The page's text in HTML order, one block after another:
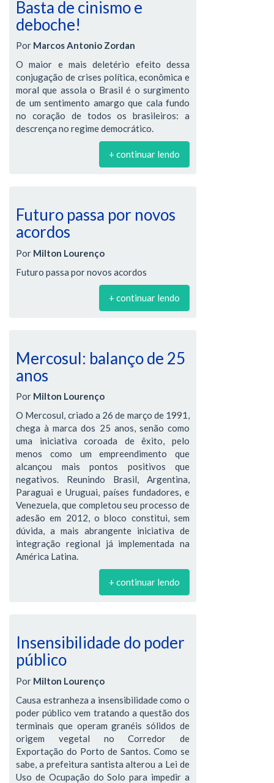
Basta de cinismo e
deboche!
Por Marcos Antonio Zordan
O maior e mais deletério efeito dessa
conjugação de crises política, econômica e
moral que assola o Brasil é o surgimento
de um sentimento amargo que cala fundo
no coração de todos os brasileiros: a
descrença no regime democrático.
+ continuar lendo
Futuro passa por novos
acordos
Por Milton Lourenço
Futuro passa por novos acordos
+ continuar lendo
Mercosul: balanço de 25
anos
Por Milton Lourenço
O Mercosul, criado a 26 de março de 1991,
chega à marca dos 25 anos, senão como
uma iniciativa coroada de êxito, pelo
menos como um empreendimento que
alcançou mais pontos positivos que
negativos. Reunindo Brasil, Argentina,
Paraguai e Uruguai, países fundadores, e
Venezuela, que completou seu processo de
adesão em 2012, o bloco constitui, sem
dúvida, a mais abrangente iniciativa de
integração regional já implementada na
América Latina.
+ continuar lendo
Insensibilidade do poder
público
Por Milton Lourenço
Causa estranheza a insensibilidade como o
poder público vem tratando a questão dos
terminais que operam granéis sólidos de
origem vegetal no Corredor de
Exportação do Porto de Santos. Como se
sabe, a prefeitura santista alterou a Lei de
Uso de Ocupação do Solo para impedir a